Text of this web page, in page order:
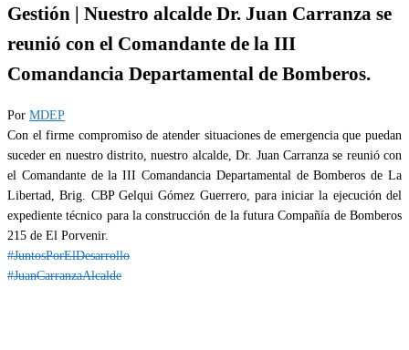
Gestión | Nuestro alcalde Dr. Juan Carranza se
reunió con el Comandante de la III
Comandancia Departamental de Bomberos.
Por MDEP
Con el firme compromiso de atender situaciones de emergencia que puedan
suceder en nuestro distrito, nuestro alcalde, Dr. Juan Carranza se reunió con
el Comandante de la III Comandancia Departamental de Bomberos de La
Libertad, Brig. CBP Gelqui Gómez Guerrero, para iniciar la ejecución del
expediente técnico para la construcción de la futura Compañía de Bomberos
215 de El Porvenir.
#JuntosPorElDesarrollo
#JuanCarranzaAlcalde